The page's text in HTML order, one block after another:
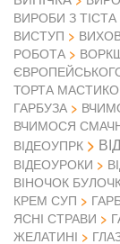
ВИРОБИ З ТІСТА
ВИСТУП
РОБОТА
ТОРТА
ГАРБУЗА
ВЧИМОСЯ
ВІДЕОУПРК
ВІДЕОУРОКИ
ВІНОЧОК
КРЕМ СУП
ЯСНІ СТРАВИ
ЖЕЛАТИНІ